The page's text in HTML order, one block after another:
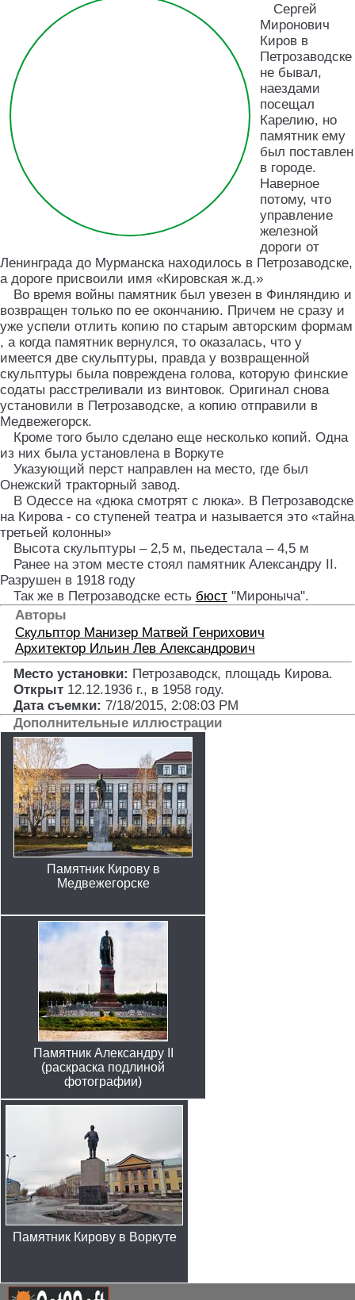
Сергей
Миронович
Киров в
Петрозаводске
не бывал,
наездами
посещал
Карелию, но
памятник ему
был поставлен
в городе.
Наверное
потому, что
управление
железной
дороги от
Ленинграда до Мурманска находилось в Петрозаводске,
а дороге присвоили имя «Кировская ж.д.»
Во время войны памятник был увезен в Финляндию и
возвращен только по ее окончанию. Причем не сразу и
уже успели отлить копию по старым авторским формам
, а когда памятник вернулся, то оказалась, что у
имеется две скульптуры, правда у возвращенной
скульптуры была повреждена голова, которую финские
содаты расстреливали из винтовок. Оригинал снова
установили в Петрозаводске, а копию отправили в
Медвежегорск.
Кроме того было сделано еще несколько копий. Одна
из них была установлена в Воркуте
Указующий перст направлен на место, где был
Онежский тракторный завод.
В Одессе на «дюка смотрят с люка». В Петрозаводске
на Кирова - со ступеней театра и называется это «тайна
третьей колонны»
Высота скульптуры ‒ 2,5 м, пьедестала ‒ 4,5 м
Ранее на этом месте стоял памятник Александру II.
Разрушен в 1918 году
Так же в Петрозаводске есть бюст"Мироныча".
Авторы
Скульптор Манизер Матвей Генрихович
Архитектор Ильин Лев Александрович
Место установки: Петрозаводск, площадь Кирова.
Открыт 12.12.1936 г., в 1958 году.
Дата съемки: 7/18/2015, 2:08:03 PM
Дополнительные иллюстрации
Памятник Кирову в
Медвежегорске
Памятник Александру II
(раскраска подлиной
фотографии)
Памятник Кирову в Воркуте